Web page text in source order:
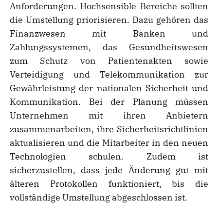
Anforderungen. Hochsensible Bereiche sollten
die Umstellung priorisieren. Dazu gehören das
Finanzwesen mit Banken und
Zahlungssystemen, das Gesundheitswesen
zum Schutz von Patientenakten sowie
Verteidigung und Telekommunikation zur
Gewährleistung der nationalen Sicherheit und
Kommunikation. Bei der Planung müssen
Unternehmen mit ihren Anbietern
zusammenarbeiten, ihre Sicherheitsrichtlinien
aktualisieren und die Mitarbeiter in den neuen
Technologien schulen. Zudem ist
sicherzustellen, dass jede Änderung gut mit
älteren Protokollen funktioniert, bis die
vollständige Umstellung abgeschlossen ist.